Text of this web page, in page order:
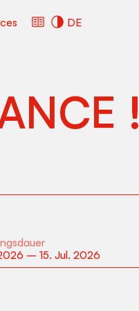
DE
!
– 15. Jul. 2026